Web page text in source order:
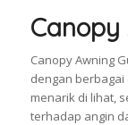
Canopy
Canopy Awning
dengan
menarik di lihat,
terhadap angin